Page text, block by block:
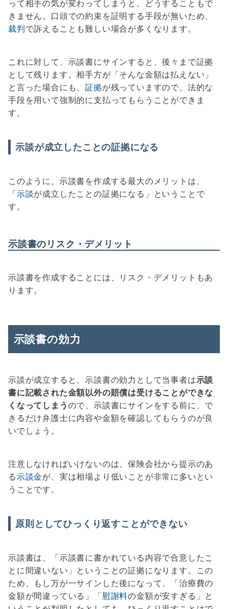
って相手の気が変わってしまうと、どうすることもで
きません。口頭での約束を証明する手段が無いため、
裁判で訴えることも難しい場合が多くなります。
これに対して、示談書にサインすると、後々まで証拠
として残ります。相手方が「そんな金額は払えない」
と言った場合にも、証拠が残っていますので、法的な
手段を用いて強制的に支払ってもらうことができま
す。
示談が成立したことの証拠になる
このように、示談書を作成する最大のメリットは、
「示談が成立したことの証拠になる」ということで
す。
示談書のリスク・デメリット
示談書を作成することには、リスク・デメリットもあ
ります。
示談書の効力
示談が成立すると、示談書の効力として当事者は示談
書に記載された金額以外の賠償は受けることができな
くなってしまう ので、示談書にサインをする前に、で
きるだけ弁護士に内容や金額を確認してもらうのが良
いでしょう。
注意しなければいけないのは、保険会社から提示のあ
る示談金が、実は相場より低いことが非常に多いとい
うことです。
原則としてひっくり返すことができない
示談書は、「示談書に書かれている内容で合意したこ
とに間違いない」ということの証拠になります。この
ため、もし万が一サインした後になって、「治療費の
金額が間違っている」「慰謝料の金額が安すぎる」と